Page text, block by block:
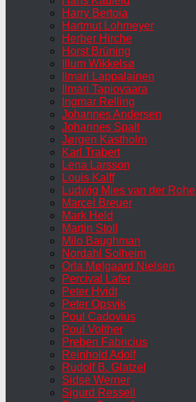
Harry Bertoia
Hartmut Lohmeyer
Herber Hirche
Horst Brüning
Illum Wikkelsø
Ilmari Lappalainen
Ilmari Tapiovaara
Ingmar Relling
Johannes Andersen
Johannes Spalt
Jørgen Kastholm
Karl Trabert
Lena Larsson
Louis Kalff
Ludwig Mies van der Rohe
Marcel Breuer
Mark Held
Martin Stoll
Milo Baughman
Nordahl Solheim
Orla Mølgaard Nielsen
Percival Lafer
Peter Hvidt
Peter Opsvik
Poul Cadovius
Poul Volther
Preben Fabricius
Reinhold Adolf
Rudolf B. Glatzel
Sidse Werner
Sigurd Ressell